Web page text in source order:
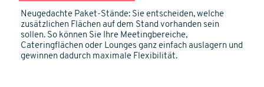
Neugedachte Paket-Stände: Sie entscheiden, welche
zusätzlichen Flächen auf dem Stand vorhanden sein
sollen. So können Sie Ihre Meetingbereiche,
Cateringflächen oder Lounges ganz einfach auslagern und
gewinnen dadurch maximale Flexibilität.